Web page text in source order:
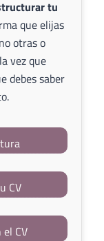
tu
que elijas
otras o
vez que
debes saber
CV
CV